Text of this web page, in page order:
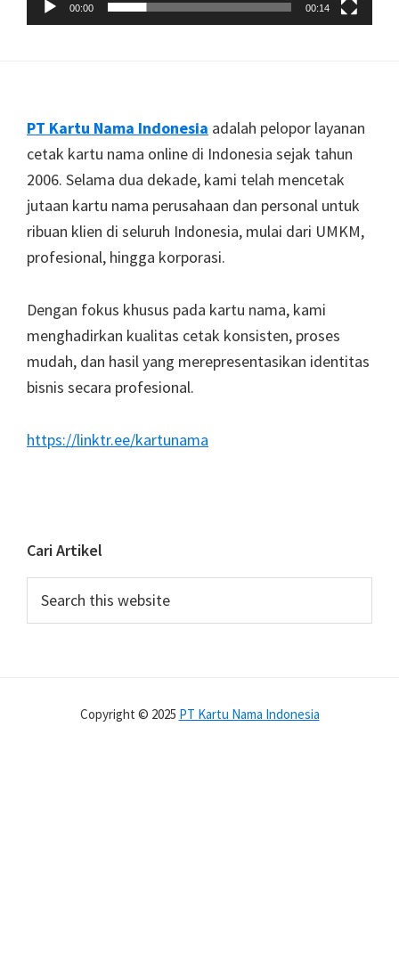
00:00 00:14
Footer
PT Kartu Nama Indonesia adalah pelopor layanan
cetak kartu nama online di Indonesia sejak tahun
2006. Selama dua dekade, kami telah mencetak
jutaan kartu nama perusahaan dan personal untuk
ribuan klien di seluruh Indonesia, mulai dari UMKM,
profesional, hingga korporasi.
Dengan fokus khusus pada kartu nama, kami
menghadirkan kualitas cetak konsisten, proses
mudah, dan hasil yang merepresentasikan identitas
bisnis secara profesional.
https://linktr.ee/kartunama
Cari Artikel
Copyright © 2025 PT Kartu Nama Indonesia